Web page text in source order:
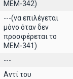
ΜΕΜ-342)
---(να επιλέγεται
μόνο όταν δεν
προσφέρεται το
ΜΕΜ-341)
---
Αντί του